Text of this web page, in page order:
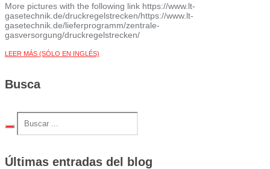
More pictures with the following link https://www.lt-
gasetechnik.de/druckregelstrecken/https://www.lt-
gasetechnik.de/lieferprogramm/zentrale-
gasversorgung/druckregelstrecken/
LEER MÁS (SÓLO EN INGLÉS)
Busca
Últimas entradas del blog